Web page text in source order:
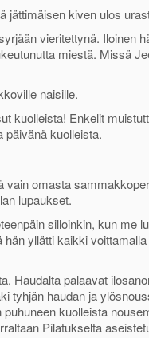
kiven ulos
vieritettynä. Iloinen
miestä. Missä
naisille.
kuolleista! Enkelit
päivänä kuolleista.
vain omasta
lupaukset.
silloinkin, kun me
yllätti kaikki
Haudalta palaavat
tyhjän haudan ja
kuolleista
Pilatukselta